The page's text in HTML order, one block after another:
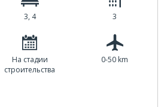
3, 4 3
На стадии
строительства
0-50 km